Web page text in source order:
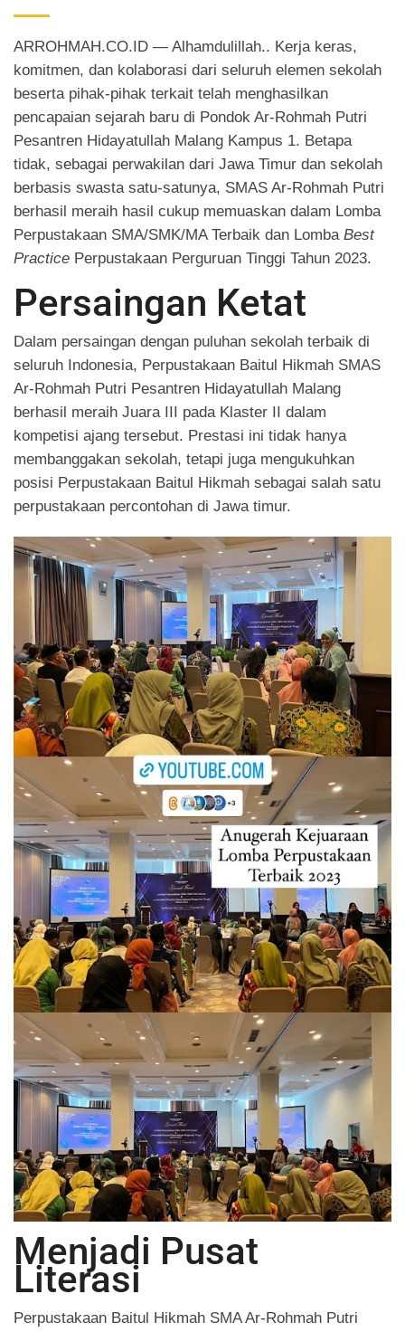
ARROHMAH.CO.ID — Alhamdulillah.. Kerja keras,
komitmen, dan kolaborasi dari seluruh elemen sekolah
beserta pihak-pihak terkait telah menghasilkan
pencapaian sejarah baru di Pondok Ar-Rohmah Putri
Pesantren Hidayatullah Malang Kampus 1. Betapa
tidak, sebagai perwakilan dari Jawa Timur dan sekolah
berbasis swasta satu-satunya, SMAS Ar-Rohmah Putri
berhasil meraih hasil cukup memuaskan dalam Lomba
Perpustakaan SMA/SMK/MA Terbaik dan Lomba Best
Practice Perpustakaan Perguruan Tinggi Tahun 2023.
Persaingan Ketat
Dalam persaingan dengan puluhan sekolah terbaik di
seluruh Indonesia, Perpustakaan Baitul Hikmah SMAS
Ar-Rohmah Putri Pesantren Hidayatullah Malang
berhasil meraih Juara III pada Klaster II dalam
kompetisi ajang tersebut. Prestasi ini tidak hanya
membanggakan sekolah, tetapi juga mengukuhkan
posisi Perpustakaan Baitul Hikmah sebagai salah satu
perpustakaan percontohan di Jawa timur.
Menjadi Pusat
Literasi
Perpustakaan Baitul Hikmah SMA Ar-Rohmah Putri